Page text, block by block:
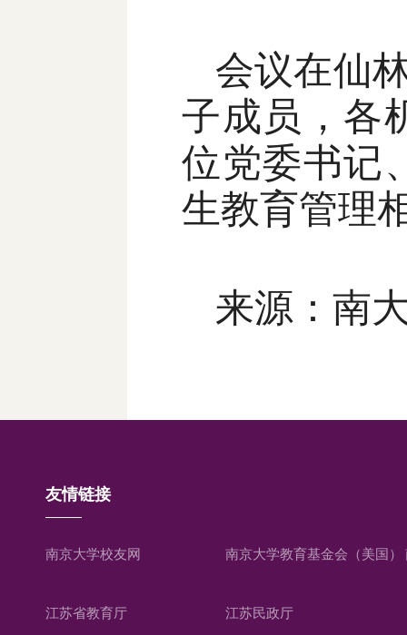
会议在仙
子成员，各
位党委书记
生教育管理
来源：南
友情链接
南京大学校友网 南京大学教育基金会（美国）
江苏省教育厅 江苏民政厅